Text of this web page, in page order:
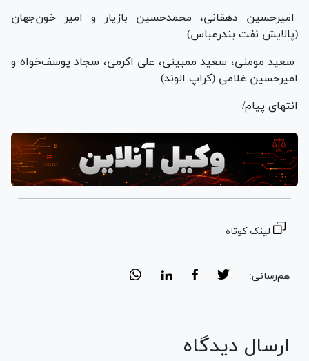
امیرحسین دهقانی، محمدحسین بازیار و امیر خون‌جهان
(پالایش نفت بندرعباس)
سعید مومنی، سعید ممبینی، علی اکرمی، سجاد یوسف‌خواه و
امیرحسین غلامی (کراپ الوند)
انتهای پیام/
لینک کوتاه
هم‌رسانی:
ارسال دیدگاه